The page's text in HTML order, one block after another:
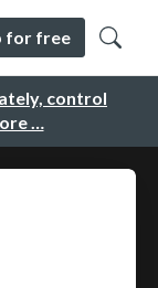
control
…
for free